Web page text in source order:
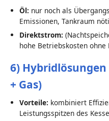
Öl: nur noch als
Emissionen, Tankraum
Direktstrom:
hohe Betriebskosten ohne
6) Hybridlösungen
+ Gas)
Vorteile: kombiniert
Leistungsspitzen des